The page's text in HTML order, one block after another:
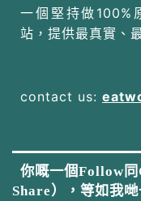
一個堅持做100%
站，提供最真實、
contact us:
你嘅一個Follow
Share），等如我